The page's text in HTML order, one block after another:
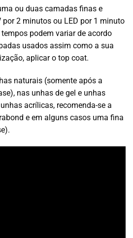
ou duas camadas finas e
2 minutos ou LED por 1 minuto
podem variar de acordo
usados assim como a sua
aplicar o top coat.
naturais (somente após a
nas unhas de gel e unhas
acrílicas, recomenda-se a
e em alguns casos uma fina